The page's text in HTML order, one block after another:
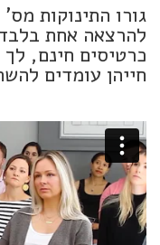
כרטיסים חינם,
חייהן עומדים